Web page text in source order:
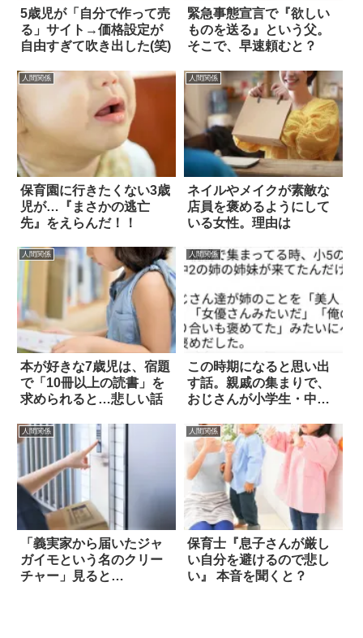
5歳児が「自分で作って売
る」サイト→価格設定が
自由すぎて吹き出した(笑)
緊急事態宣言で『欲しい
ものを送る』という父。
そこで、早速頼むと？
人間関係
保育園に行きたくない3歳
児が…『まさかの逃亡
先』をえらんだ！！
人間関係
ネイルやメイクが素敵な
店員を褒めるようにして
いる女性。理由は
人間関係
本が好きな7歳児は、宿題
で「10冊以上の読書」を
求められると…悲しい話
人間関係
この時期になると思い出
す話。親戚の集まりで、
おじさんが小学生・中学
人間関係
「義実家から届いたジャ
ガイモという名のクリー
チャー」見ると…
人間関係
保育士『息子さんが厳し
い自分を避けるので悲し
い』 本音を聞くと？